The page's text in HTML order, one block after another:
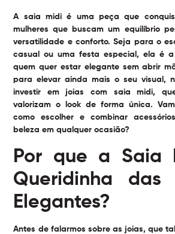
A saia midi é uma peça que
mulheres que buscam um equilíbrio
versatilidade e conforto. Seja para o
casual ou uma festa especial, ela é
quem quer estar elegante sem abrir
para elevar ainda mais o seu visual,
investir em joias com saia midi,
valorizam o look de forma única.
como escolher e combinar
beleza em qualquer ocasião?
Por que a Saia
Queridinha das
Elegantes?
Antes de falarmos sobre as joias, que